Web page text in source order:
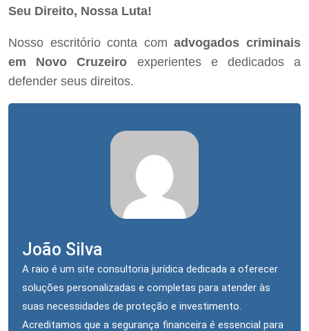
Seu Direito, Nossa Luta!
Nosso escritório conta comadvogados criminais
em Novo Cruzeiro experientes e dedicados a
defender seus direitos.
João Silva
A raio é um site consultoria jurídica dedicada a oferecer
soluções personalizadas e completas para atender às
suas necessidades de proteção e investimento.
Acreditamos que a segurança financeira é essencial para